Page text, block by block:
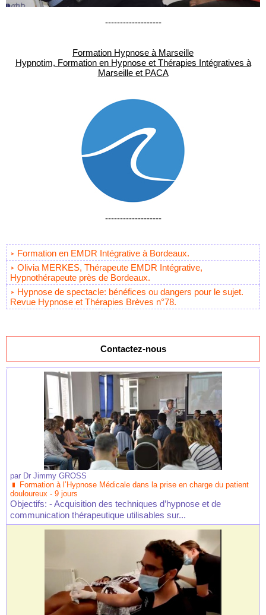
-------------------
Formation Hypnose à Marseille
Hypnotim, Formation en Hypnose et Thérapies Intégratives à
Marseille et PACA
-------------------
Formation en EMDR Intégrative à Bordeaux.
Olivia MERKES, Thérapeute EMDR Intégrative,
Hypnothérapeute près de Bordeaux.
Hypnose de spectacle: bénéfices ou dangers pour le sujet.
Revue Hypnose et Thérapies Brèves n°78.
Contactez-nous
par Dr Jimmy GROSS
Formation à l’Hypnose Médicale dans la prise en charge du patient
douloureux - 9 jours
Objectifs: - Acquisition des techniques d’hypnose et de
communication thérapeutique utilisables sur...